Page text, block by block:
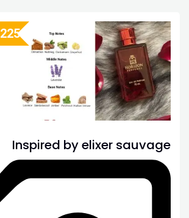
Inspired by elixer sauvage
225